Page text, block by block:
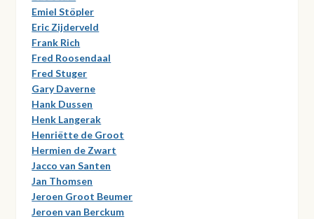
Emiel Stöpler
Eric Zijderveld
Frank Rich
Fred Roosendaal
Fred Stuger
Gary Daverne
Hank Dussen
Henk Langerak
Henriëtte de Groot
Hermien de Zwart
Jacco van Santen
Jan Thomsen
Jeroen Groot Beumer
Jeroen van Berckum